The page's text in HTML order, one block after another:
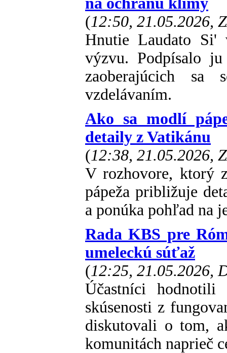
(12:50, 21.05.2026,
Hnutie Laudato Si'
výzvu. Podpísalo
zaoberajúcich sa
vzdelávaním.
Ako sa modlí
detaily z Vatikánu
(12:38, 21.05.2026,
V rozhovore, ktorý
pápeža približuje
a ponúka pohľad na
Rada KBS pre
umeleckú súťaž
(12:25, 21.05.2026,
Účastníci hodnotili
skúsenosti z
diskutovali o tom,
komunitách naprieč